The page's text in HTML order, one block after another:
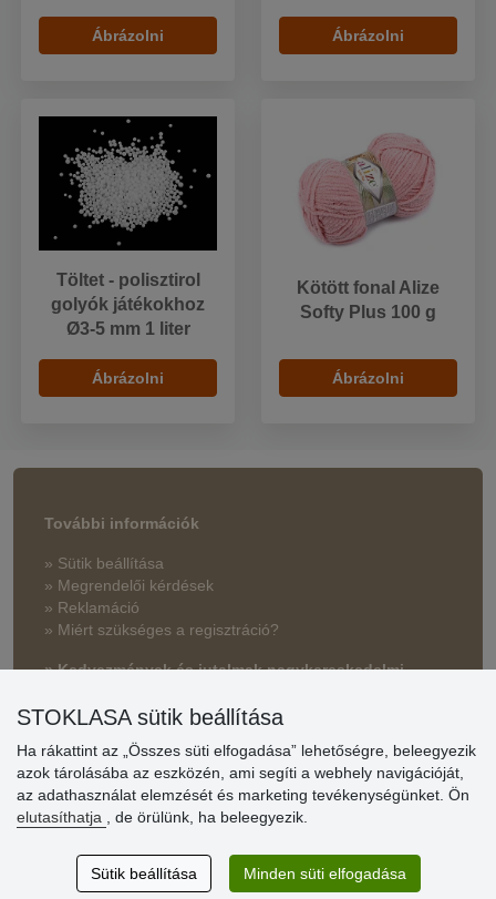
Ábrázolni Ábrázolni
Töltet - polisztirol
golyók játékokhoz
Ø3-5 mm 1 liter
Ábrázolni
Kötött fonal Alize
Softy Plus 100 g
Ábrázolni
További információk
» Sütik beállítása
» Megrendelői kérdések
» Reklamáció
» Miért szükséges a regisztráció?
» Kedvezmények és jutalmak nagykereskedelmi
Vásárlók
Excellent service
STOKLASA sütik beállítása
Ha rákattint az „Összes süti elfogadása” lehetőségre, beleegyezik
azok tárolásába az eszközén, ami segíti a webhely navigációját,
az adathasználat elemzését és marketing tevékenységünket. Ön
elutasíthatja
, de örülünk, ha beleegyezik.
Sütik beállítása Minden süti elfogadása